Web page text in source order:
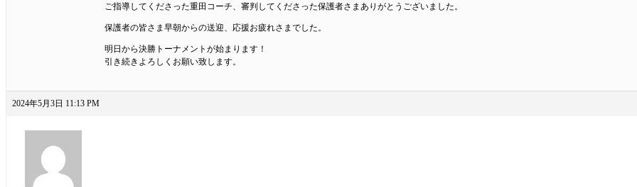
ご指導してくださった重田コーチ、審判してくださった保護者さまありがとうございました。
保護者の皆さま早朝からの送迎、応援お疲れさまでした。
明日から決勝トーナメントが始まります！
引き続きよろしくお願い致します。
2024年5月3日 11:13 PM